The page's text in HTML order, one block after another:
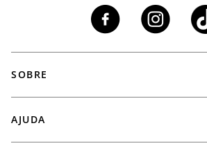
SOBRE
AJUDA